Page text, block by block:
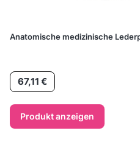
Anatomische medizinische
Preis
67,11 €
Produkt anzeigen